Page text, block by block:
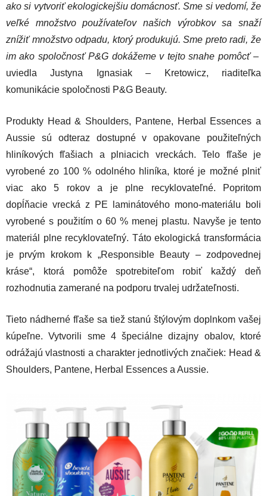
ako si vytvoriť ekologickejšiu domácnosť. Sme si vedomí, že
veľké množstvo používateľov našich výrobkov sa snaží
znížiť množstvo odpadu, ktorý produkujú. Sme preto radi, že
im ako spoločnosť P&G dokážeme v tejto snahe pomôcť–
uviedla Justyna Ignasiak – Kretowicz, riaditeľka
komunikácie spoločnosti P&G Beauty.
Produkty Head & Shoulders, Pantene, Herbal Essences a
Aussie sú odteraz dostupné v opakovane použiteľných
hliníkových fľašiach a plniacich vreckách. Telo fľaše je
vyrobené zo 100 % odolného hliníka, ktoré je možné plniť
viac ako 5 rokov a je plne recyklovateľné. Popritom
dopĺňacie vrecká z PE laminátového mono-materiálu boli
vyrobené s použitím o 60 % menej plastu. Navyše je tento
materiál plne recyklovateľný. Táto ekologická transformácia
je prvým krokom k „Responsible Beauty – zodpovednej
kráse“, ktorá pomôže spotrebiteľom robiť každý deň
rozhodnutia zamerané na podporu trvalej udržateľnosti.
Tieto nádherné fľaše sa tiež stanú štýlovým doplnkom vašej
kúpeľne. Vytvorili sme 4 špeciálne dizajny obalov, ktoré
odrážajú vlastnosti a charakter jednotlivých značiek: Head &
Shoulders, Pantene, Herbal Essences a Aussie.